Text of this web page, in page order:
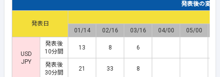
発表後の変動
発表日
01/14
02/16 03/16 04/00 05/00
USD
JPY
発表後
10分間
13 8 6
発表後
30分間
21 33 8